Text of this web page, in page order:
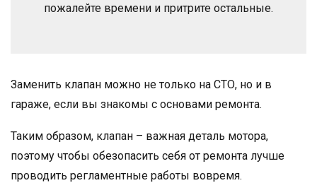
пожалейте времени и притрите остальные.
Заменить клапан можно не только на СТО, но и в
гараже, если вы знакомы с основами ремонта.
Таким образом, клапан – важная деталь мотора,
поэтому чтобы обезопасить себя от ремонта лучше
проводить регламентные работы вовремя.